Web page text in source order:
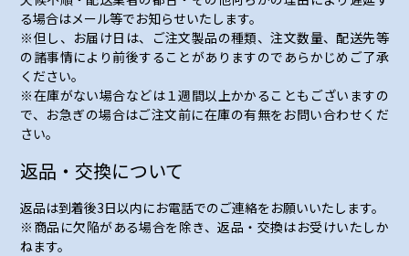
る場合はメール等でお知らせいたします。
※但し、お届け日は、ご注文製品の種類、注文数量、配送先等
の諸事情により前後することがありますのであらかじめご了承
ください。
※在庫がない場合などは１週間以上かかることもございますの
で、お急ぎの場合はご注文前に在庫の有無をお問い合わせくだ
さい。
返品・交換について
返品は到着後3日以内にお電話でのご連絡をお願いいたします。
※商品に欠陥がある場合を除き、返品・交換はお受けいたしか
ねます。